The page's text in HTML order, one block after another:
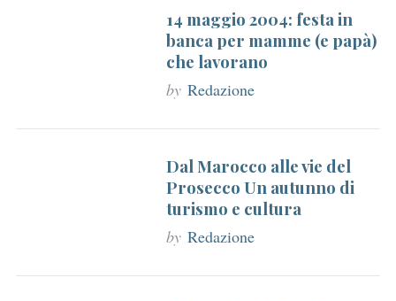
14 maggio 2004: festa in
banca per mamme (e papà)
che lavorano
by Redazione
Dal Marocco alle vie del
Prosecco Un autunno di
turismo e cultura
by Redazione